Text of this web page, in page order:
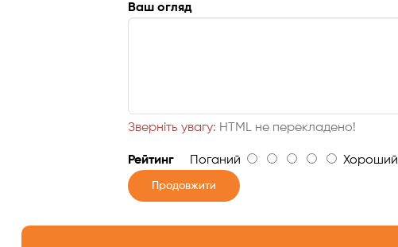
Ваш огляд
Зверніть увагу: HTML не перекладено!
Рейтинг Поганий Хороший
Продовжити